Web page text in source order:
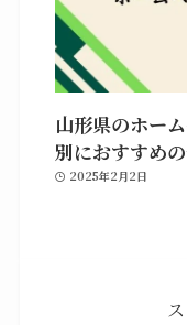
山形県のホー
別におすすめ
2025年2月2日